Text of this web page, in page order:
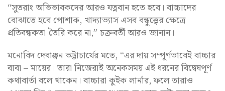
“সুতরাং অভিভাবকদের আরও যত্নবান হতে হবে। বাচ্চাদের
বোঝাতে হবে পোশাক, খাদ্যাভ্যাস এসব বন্ধুত্ত্বের ক্ষেত্রে
প্রতিবন্ধকতা তৈরি করে না,” চক্রবর্তী আরও জানান।
মনোবিদ দেবাঞ্জন ভট্টাচার্যের মতে, “এর দায় সম্পূর্ণভাবেই বাচ্চার
বাবা – মায়ের। তারা নিজেরাই অনেকসময় এই ধরনের বিদ্বেষপূর্ণ
কথাবার্তা বলে থাকেন। বাচ্চারা কুইক লার্নার, ফলে তারাও